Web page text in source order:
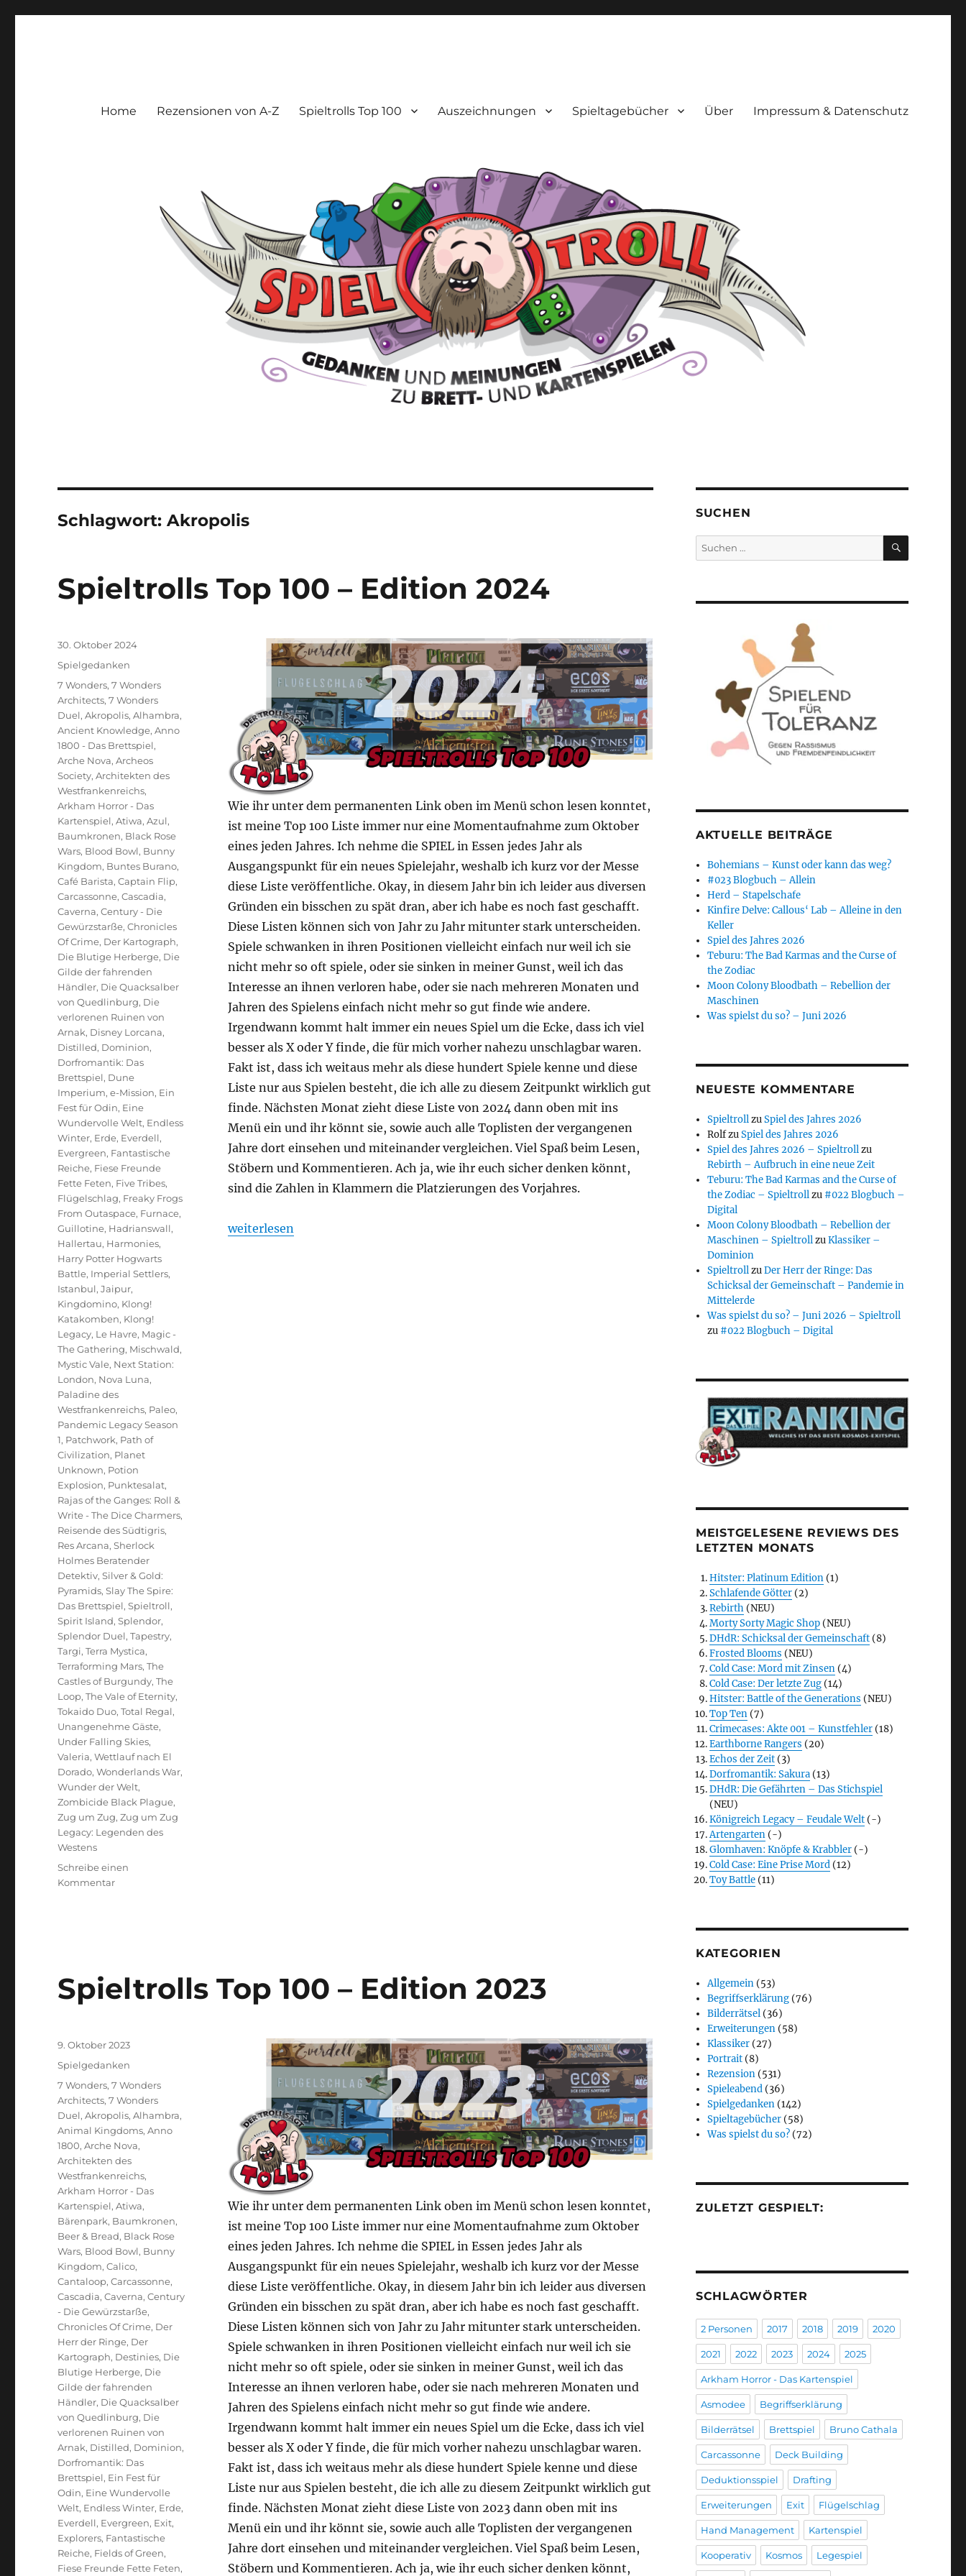
Home Rezensionen von A-Z Spieltrolls Top 100 Auszeichnungen Spieltagebücher Über Impressum & Datenschutz
Schlagwort:Akropolis
Spieltrolls Top 100 – Edition 2024
Wie ihr unter dem permanenten Link oben im Menü schon lesen konntet,
ist meine Top 100 Liste immer nur eine Momentaufnahme zum Oktober
eines jeden Jahres. Ich nehme die SPIEL in Essen jedes Jahr als
Ausgangspunkt für ein neues Spielejahr, weshalb ich kurz vor der Messe
diese Liste veröffentliche. Okay, in diesem Jahr bin ich leider aus diversen
Gründen ein bisschen zu spät dran, aber ich habe es noch fast geschafft.
Diese Listen können sich von Jahr zu Jahr mitunter stark unterscheiden.
Spiele schwanken in ihren Positionen vielleicht einfach nur weil ich sie
nicht mehr so oft spiele, oder sie sinken in meiner Gunst, weil ich das
Interesse an ihnen verloren habe, oder sie nach mehreren Monaten und
Jahren des Spielens einfach nicht mehr so gut finde wie andere.
Irgendwann kommt halt immer ein neues Spiel um die Ecke, dass ich viel
besser als X oder Y finde, die für mich vorher nahezu unschlagbar waren.
Fakt ist, dass ich weitaus mehr als diese hundert Spiele kenne und diese
Liste nur aus Spielen besteht, die ich alle zu diesem Zeitpunkt wirklich gut
finde. Nächsten Monat zieht diese Liste von 2024 dann oben mit ins
Menü ein und ihr könnt sie, sowie auch alle Toplisten der vergangenen
Jahre dort einsehen und miteinander vergleichen. Viel Spaß beim Lesen,
Stöbern und Kommentieren. Ach ja, wie ihr euch sicher denken könnt,
sind die Zahlen in Klammern die Platzierungen des Vorjahres.
„Spieltrolls Top 100 – Edition 2024“
weiterlesen
Veröffentlicht
am
30. Oktober 2024
Kategorien
Spielgedanken
Schlagwörter
7 Wonders,7 Wonders
Architects,7 Wonders
Duel,Akropolis,Alhambra,
Ancient Knowledge,Anno
1800 - Das Brettspiel,
Arche Nova,Archeos
Society,Architekten des
Westfrankenreichs,
Arkham Horror - Das
Kartenspiel,Atiwa,Azul,
Baumkronen, Black Rose
Wars, Blood Bowl, Bunny
Kingdom, Buntes Burano,
Café Barista,Captain Flip,
Carcassonne,Cascadia,
Caverna,Century - Die
Gewürzstarße,Chronicles
Of Crime, Der Kartograph,
Die Blutige Herberge, Die
Gilde der fahrenden
Händler, Die Quacksalber
von Quedlinburg, Die
verlorenen Ruinen von
Arnak, Disney Lorcana,
Distilled, Dominion,
Dorfromantik: Das
Brettspiel, Dune
Imperium,e-Mission, Ein
Fest für Odin, Eine
Wundervolle Welt, Endless
Winter, Erde, Everdell,
Evergreen, Fantastische
Reiche, Fiese Freunde
Fette Feten, Five Tribes,
Flügelschlag, Freaky Frogs
From Outaspace, Furnace,
Guillotine, Hadrianswall,
Hallertau, Harmonies,
Harry Potter Hogwarts
Battle, Imperial Settlers,
Istanbul,Jaipur,
Kingdomino, Klong!
Katakomben, Klong!
Legacy, Le Havre, Magic -
The Gathering, Mischwald,
Mystic Vale, Next Station:
London, Nova Luna,
Paladine des
Westfrankenreichs, Paleo,
Pandemic Legacy Season
1, Patchwork, Path of
Civilization, Planet
Unknown, Potion
Explosion, Punktesalat,
Rajas of the Ganges: Roll &
Write - The Dice Charmers,
Reisende des Südtigris,
Res Arcana,Sherlock
Holmes Beratender
Detektiv,Silver & Gold:
Pyramids,Slay The Spire:
Das Brettspiel,Spieltroll,
Spirit Island,Splendor,
Splendor Duel,Tapestry,
Targi,Terra Mystica,
Terraforming Mars,The
Castles of Burgundy,The
Loop,The Vale of Eternity,
Tokaido Duo,Total Regal,
Unangenehme Gäste,
Under Falling Skies,
Valeria,Wettlauf nach El
Dorado,Wonderlands War,
Wunder der Welt,
Zombicide Black Plague,
Zug um Zug,Zug um Zug
Legacy: Legenden des
Westens
Schreibe einen
Kommentarzu
Spieltrolls Top 100 – Edition 2023
Wie ihr unter dem permanenten Link oben im Menü schon lesen konntet,
ist meine Top 100 Liste immer nur eine Momentaufnahme zum Oktober
eines jeden Jahres. Ich nehme die SPIEL in Essen jedes Jahr als
Ausgangspunkt für ein neues Spielejahr, weshalb ich kurz vor der Messe
diese Liste veröffentliche. Okay, in diesem Jahr bin ich leider aus diversen
Gründen ein bisschen zu spät dran, aber ich habe es noch fast geschafft.
Diese Listen können sich von Jahr zu Jahr mitunter stark unterscheiden.
Spiele schwanken in ihren Positionen vielleicht einfach nur weil ich sie
nicht mehr so oft spiele, oder sie sinken in meiner Gunst, weil ich das
Interesse an ihnen verloren habe, oder sie nach mehreren Monaten und
Jahren des Spielens einfach nicht mehr so gut finde wie andere.
Irgendwann kommt halt immer ein neues Spiel um die Ecke, dass ich viel
besser als X oder Y finde, die für mich vorher nahezu unschlagbar waren.
Fakt ist, dass ich weitaus mehr als diese hundert Spiele kenne und diese
Liste nur aus Spielen besteht, die ich alle zu diesem Zeitpunkt wirklich gut
finde. Nächsten Monat zieht diese Liste von 2023 dann oben mit ins
Menü ein und ihr könnt sie, sowie auch alle Toplisten der vergangenen
Jahre dort einsehen und miteinander vergleichen. Viel Spaß beim Lesen,
Stöbern und Kommentieren. Ach ja, wie ihr euch sicher denken könnt,
Veröffentlicht
am
9. Oktober 2023
Kategorien
Spielgedanken
Schlagwörter
7 Wonders,7 Wonders
Architects,7 Wonders
Duel,Akropolis,Alhambra,
Animal Kingdoms,Anno
1800,Arche Nova,
Architekten des
Westfrankenreichs,
Arkham Horror - Das
Kartenspiel,Atiwa,
Bärenpark, Baumkronen,
Beer & Bread, Black Rose
Wars, Blood Bowl, Bunny
Kingdom,Calico,
Cantaloop,Carcassonne,
Cascadia,Caverna,Century
- Die Gewürzstarße,
Chronicles Of Crime, Der
Herr der Ringe, Der
Kartograph, Destinies, Die
Blutige Herberge, Die
Gilde der fahrenden
Händler, Die Quacksalber
von Quedlinburg, Die
verlorenen Ruinen von
Arnak, Distilled, Dominion,
Dorfromantik: Das
Brettspiel, Ein Fest für
Odin, Eine Wundervolle
Welt, Endless Winter, Erde,
Everdell, Evergreen, Exit,
Explorers, Fantastische
Reiche, Fields of Green,
Fiese Freunde Fette Feten,
SUCHEN
Suchen
nach:
SUCHEN
AKTUELLE BEITRÄGE
Bohemians – Kunst oder kann das weg?
#023 Blogbuch – Allein
Herd – Stapelschafe
Kinfire Delve: Callous‘ Lab – Alleine in den
Keller
Spiel des Jahres 2026
Teburu: The Bad Karmas and the Curse of
the Zodiac
Moon Colony Bloodbath – Rebellion der
Maschinen
Was spielst du so? – Juni 2026
NEUESTE KOMMENTARE
SpieltrollzuSpiel des Jahres 2026
RolfzuSpiel des Jahres 2026
Spiel des Jahres 2026 – Spieltrollzu
Rebirth – Aufbruch in eine neue Zeit
Teburu: The Bad Karmas and the Curse of
the Zodiac – Spieltrollzu #022 Blogbuch –
Digital
Moon Colony Bloodbath – Rebellion der
Maschinen – SpieltrollzuKlassiker –
Dominion
SpieltrollzuDer Herr der Ringe: Das
Schicksal der Gemeinschaft – Pandemie in
Mittelerde
Was spielst du so? – Juni 2026 – Spieltroll
zu #022 Blogbuch – Digital
MEISTGELESENE REVIEWS DES
LETZTEN MONATS
Hitster: Platinum Edition (1)
Schlafende Götter (2)
Rebirth (NEU)
Morty Sorty Magic Shop (NEU)
DHdR: Schicksal der Gemeinschaft (8)
Frosted Blooms (NEU)
Cold Case: Mord mit Zinsen (4)
Cold Case: Der letzte Zug (14)
Hitster: Battle of the Generations (NEU)
Top Ten (7)
Crimecases: Akte 001 – Kunstfehler (18)
Earthborne Rangers (20)
Echos der Zeit (3)
Dorfromantik: Sakura (13)
DHdR: Die Gefährten – Das Stichspiel
(NEU)
Königreich Legacy – Feudale Welt (-)
Artengarten (-)
Glomhaven: Knöpfe & Krabbler (-)
Cold Case: Eine Prise Mord (12)
Toy Battle (11)
KATEGORIEN
Allgemein (53)
Begriffserklärung (76)
Bilderrätsel (36)
Erweiterungen (58)
Klassiker (27)
Portrait (8)
Rezension (531)
Spieleabend (36)
Spielgedanken (142)
Spieltagebücher (58)
Was spielst du so? (72)
ZULETZT GESPIELT:
SCHLAGWÖRTER
2 Personen 2017 2018 2019 2020
2021 2022 2023 2024 2025
Arkham Horror - Das Kartenspiel
Asmodee Begriffserklärung
Bilderrätsel Brettspiel Bruno Cathala
Carcassonne Deck Building
Deduktionsspiel Drafting
Erweiterungen Exit Flügelschlag
Hand Management Kartenspiel
Kooperativ Kosmos Legespiel